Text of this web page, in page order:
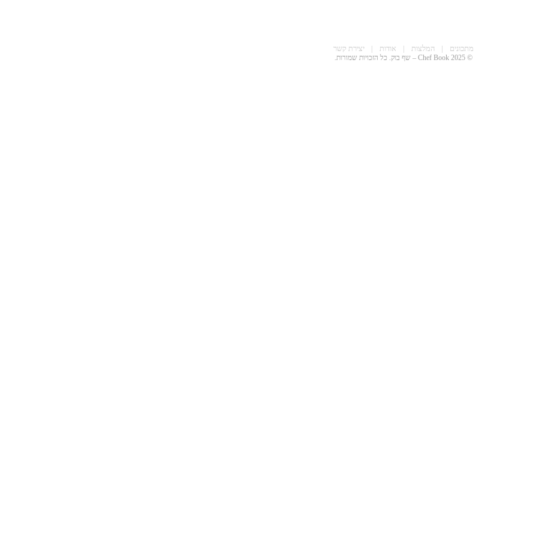
מתכונים | המלצות | אודות | יצירת קשר
© 2025 Chef Book – שף בוק. כל הזכויות שמורות.